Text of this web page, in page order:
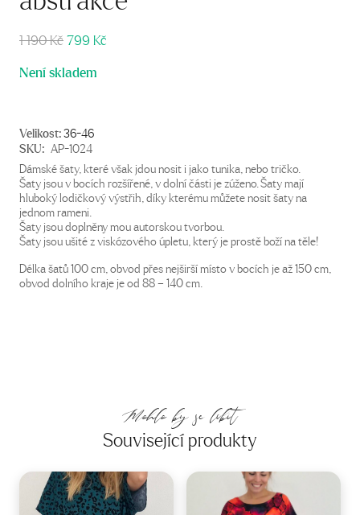
1 190KčPůvodní
byla:
799 Kč
Není skladem
Velikost:36-46
SKU: AP-1024
Dámské šaty, které však jdou nosit i jako tunika, nebo tričko.
Šaty jsou v bocích rozšířené, v dolní části je zúženo. Šaty mají
hluboký lodičkový výstřih, díky kterému můžete nosit šaty na
jednom rameni.
Šaty jsou doplněny mou autorskou tvorbou.
Šaty jsou ušité z viskózového úpletu, který je prostě boží na těle!
Délka šatů 100 cm, obvod přes nejširší místo v bocích je až 150 cm,
obvod dolního kraje je od 88 – 140 cm.
Mohlo by se líbit
Související produkty